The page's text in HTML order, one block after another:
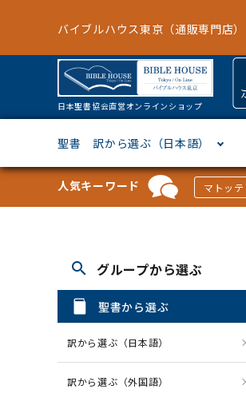
バイブルハウス東京（通販専門店）
日本聖書協会直営オンラインショップ
聖書 訳から選ぶ（日本語）
新改訳
ドイツ語
ジッパー付き聖書カバー
パスケース・ネクタイピン
CD・MP3
聖書通読
「な行」から選ぶ
人気キーワード マトッテ
search グループから選ぶ
聖書から選ぶ
訳から選ぶ（日本語）
訳から選ぶ（外国語）